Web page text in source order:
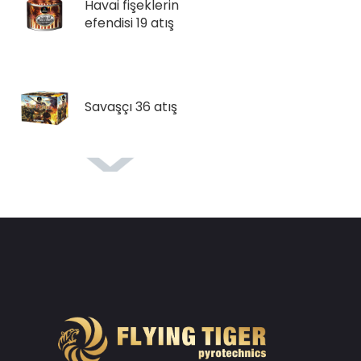
Havai fişeklerin
efendisi 19 atış
Savaşçı 36 atış